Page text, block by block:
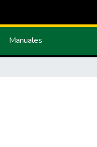
Manuales